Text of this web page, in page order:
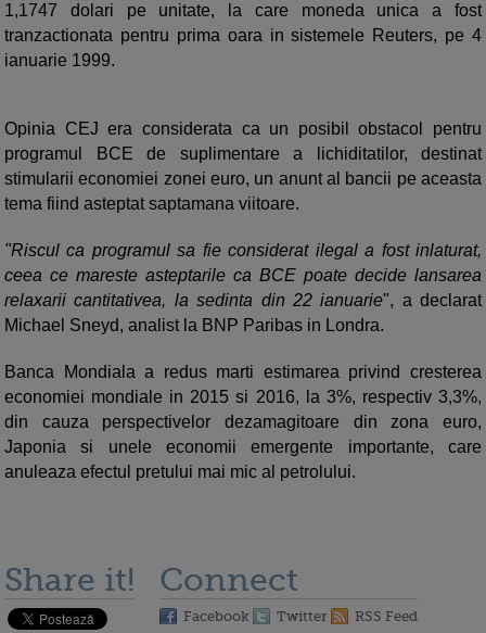
1,1747 dolari pe unitate, la care moneda unica a fost
tranzactionata pentru prima oara in sistemele Reuters, pe 4
ianuarie 1999.
Opinia CEJ era considerata ca un posibil obstacol pentru
programul BCE de suplimentare a lichiditatilor, destinat
stimularii economiei zonei euro, un anunt al bancii pe aceasta
tema fiind asteptat saptamana viitoare.
"Riscul ca programul sa fie considerat ilegal a fost inlaturat,
ceea ce mareste asteptarile ca BCE poate decide lansarea
relaxarii cantitativea, la sedinta din 22 ianuarie", a declarat
Michael Sneyd, analist la BNP Paribas in Londra.
Banca Mondiala a redus marti estimarea privind cresterea
economiei mondiale in 2015 si 2016, la 3%, respectiv 3,3%,
din cauza perspectivelor dezamagitoare din zona euro,
Japonia si unele economii emergente importante, care
anuleaza efectul pretului mai mic al petrolului.
Share it! Connect
Facebook Twitter RSS Feed